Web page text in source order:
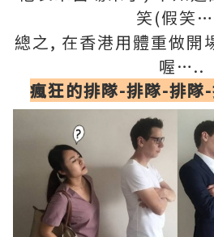
笑(假笑
總之, 在香港用體重做開
喔…..
瘋狂的排隊-排隊-排隊-